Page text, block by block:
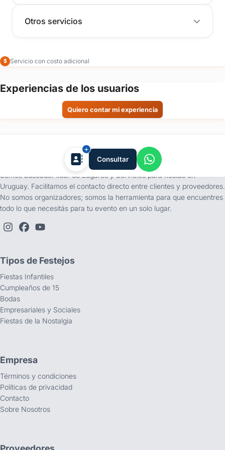
Otros servicios
$ Servicio con costo adicional
Experiencias de los usuarios
Quiero contar mi experiencia
Consultar
tufiesta.com.uy
Somos buscador líder de Lugares y Servicios para fiestas en
Uruguay. Facilitamos el contacto directo entre clientes y proveedores.
No somos organizadores; somos la herramienta para que encuentres
todo lo que necesitás para tu evento en un solo lugar.
Tipos de Festejos
Fiestas Infantiles
Cumpleaños de 15
Bodas
Empresariales y Sociales
Fiestas de la Nostalgia
Empresa
Términos y condiciones
Políticas de privacidad
Contacto
Sobre Nosotros